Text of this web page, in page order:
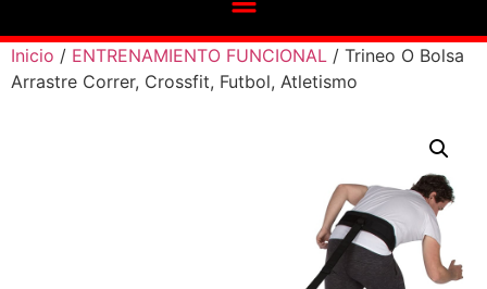
Inicio / ENTRENAMIENTO FUNCIONAL / Trineo O Bolsa
Arrastre Correr, Crossfit, Futbol, Atletismo